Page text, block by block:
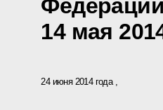
14 мая
24 июня 2014 года